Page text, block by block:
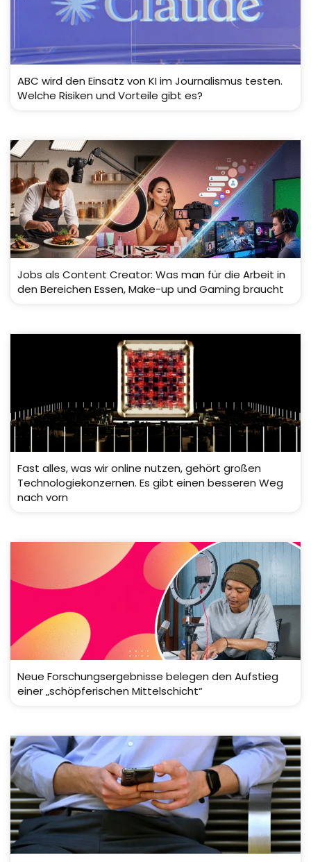
ABC wird den Einsatz von KI im Journalismus testen.
Welche Risiken und Vorteile gibt es?
Jobs als Content Creator: Was man für die Arbeit in
den Bereichen Essen, Make-up und Gaming braucht
Fast alles, was wir online nutzen, gehört großen
Technologiekonzernen. Es gibt einen besseren Weg
nach vorn
Neue Forschungsergebnisse belegen den Aufstieg
einer „schöpferischen Mittelschicht“